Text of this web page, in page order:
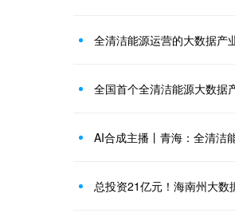
全清洁能源运营的大数据产
全国首个全清洁能源大数据
AI合成主播丨青海：全清洁
总投资21亿元！海南州大